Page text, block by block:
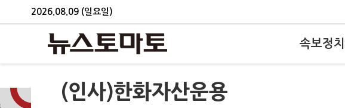
2026.08.09 (일요일)
속보정치
(인사)한화자산운용